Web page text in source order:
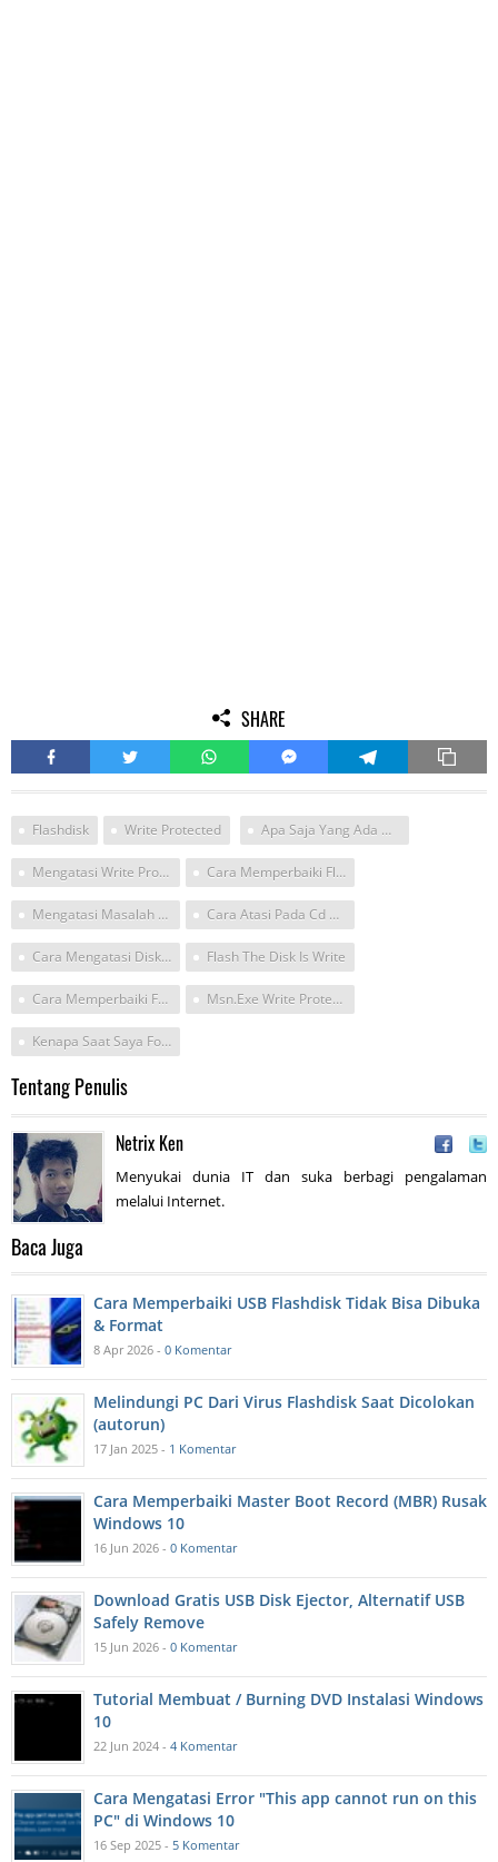
SHARE
Flashdisk Write Protected Apa Saja Yang Ada Di Diskpart Cara Buka Write Protected
Mengatasi Write Protected Flash Drive Cara Memperbaiki Flashdisk Write Protected Dengan Cmd
Mengatasi Masalah Write Protect Cara Atasi Pada Cd The Disc Is Write Protected
Cara Mengatasi Disk Protect Melalui Cmd Flash The Disk Is Write
Cara Memperbaiki Fd Yg Terpritext Msn.exe Write Protect Error
Kenapa Saat Saya Format Flashdisk Saya Muncul Tulisan Disk Protec
Tentang Penulis
Netrix Ken
Menyukai dunia IT dan suka berbagi pengalaman
melalui Internet.
Baca Juga
Cara Memperbaiki USB Flashdisk Tidak Bisa Dibuka
& Format
8 Apr 2026 - 0 Komentar
Melindungi PC Dari Virus Flashdisk Saat Dicolokan
(autorun)
17 Jan 2025 - 1 Komentar
Cara Memperbaiki Master Boot Record (MBR) Rusak
Windows 10
16 Jun 2026 - 0 Komentar
Download Gratis USB Disk Ejector, Alternatif USB
Safely Remove
15 Jun 2026 - 0 Komentar
Tutorial Membuat / Burning DVD Instalasi Windows
10
22 Jun 2024 - 4 Komentar
Cara Mengatasi Error "This app cannot run on this
PC" di Windows 10
16 Sep 2025 - 5 Komentar